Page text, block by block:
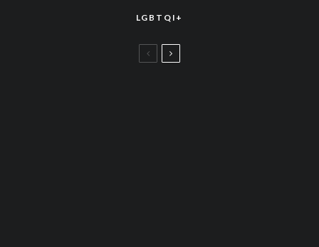
LGBTQI+